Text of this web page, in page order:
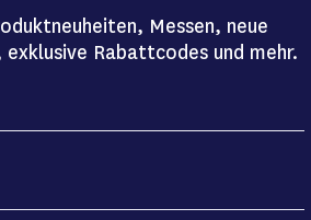
Messen, neue
Rabattcodes und mehr.